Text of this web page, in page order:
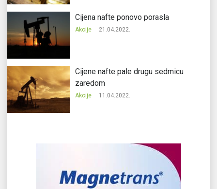
Cijena nafte ponovo porasla
Akcije 21.04.2022.
Cijene nafte pale drugu sedmicu
zaredom
Akcije 11.04.2022.